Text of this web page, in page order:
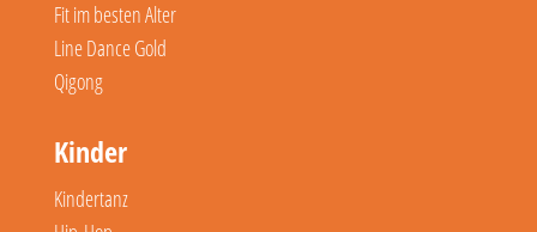
Fit im besten Alter
Line Dance Gold
Qigong
Kinder
Kindertanz